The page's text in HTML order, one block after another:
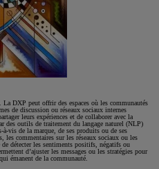
DXP peut offrir des espaces où les communautés
de discussion ou réseaux sociaux internes
leurs expériences et de collaborer avec la
des outils de traitement du langage naturel (NLP)
à-vis de la marque, de ses produits ou de ses
commentaires sur les réseaux sociaux ou les
détecter les sentiments positifs, négatifs ou
d’ajuster les messages ou les stratégies pour
émanent de la communauté.